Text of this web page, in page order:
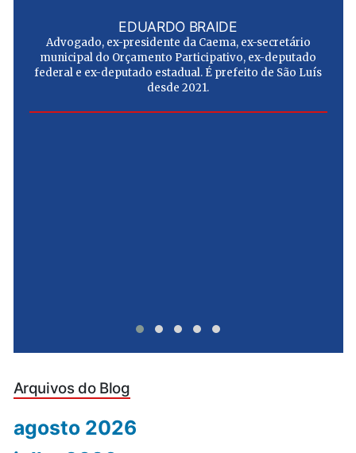
EDUARDO BRAIDE
Advogado, ex-presidente da Caema, ex-secretário
municipal do Orçamento Participativo, ex-deputado
federal e ex-deputado estadual. É prefeito de São Luís
desde 2021.
Arquivos do Blog
agosto 2026